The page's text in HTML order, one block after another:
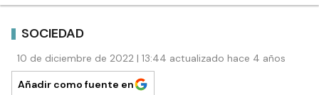
SOCIEDAD
10 de diciembre de 2022 | 13:44 actualizado hace 4 años
Añadir como fuente en